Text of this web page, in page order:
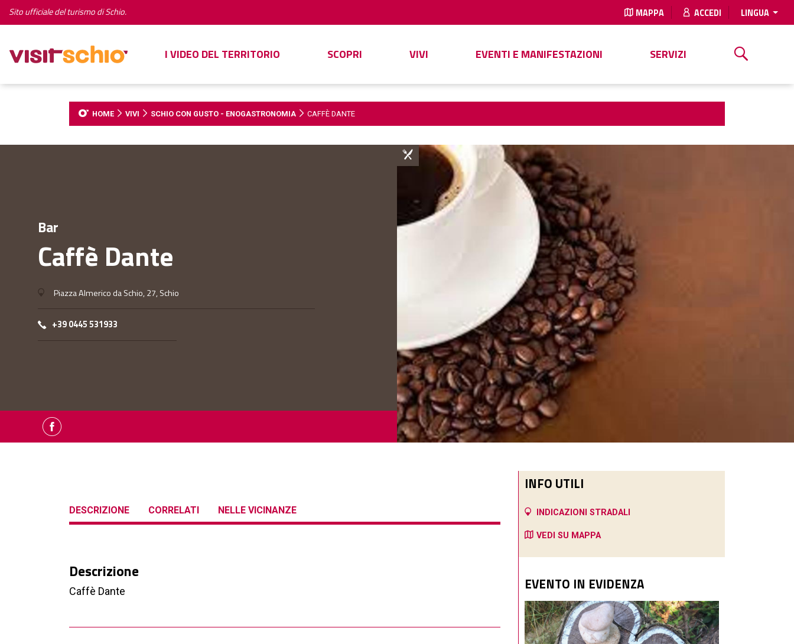
Sito ufficiale del turismo di Schio. MAPPA ACCEDI LINGUA
I VIDEO DEL TERRITORIO SCOPRI VIVI EVENTI E MANIFESTAZIONI SERVIZI
HOME VIVI SCHIO CON GUSTO - ENOGASTRONOMIA CAFFÈ DANTE
Bar
Caffè Dante
Piazza Almerico da Schio, 27, Schio
+39 0445 531933
DESCRIZIONE CORRELATI NELLE VICINANZE
Descrizione
Caffè Dante
INFO UTILI
INDICAZIONI STRADALI
VEDI SU MAPPA
EVENTO IN EVIDENZA